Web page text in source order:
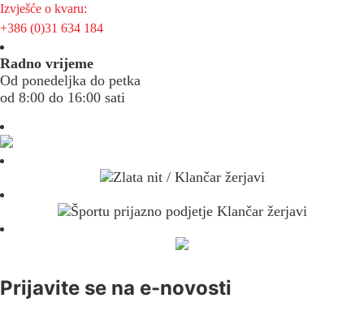
Izvješće o kvaru:
+386 (0)31 634 184
Radno vrijeme
Od ponedeljka do petka
od 8:00 do 16:00 sati
Prijavite se na e-novosti